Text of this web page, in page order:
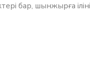
бар, шынжырға